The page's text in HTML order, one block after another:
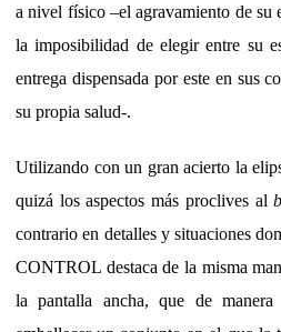
a nivel físico –el agravamiento de su
la imposibilidad de elegir entre su
entrega dispensada por este en sus
su propia salud-.
Utilizando con un gran acierto la
quizá los aspectos más proclives al
contrario en detalles y situaciones
CONTROL destaca de la misma
la pantalla ancha, que de